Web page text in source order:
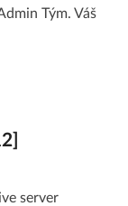
Tým. Váš
server